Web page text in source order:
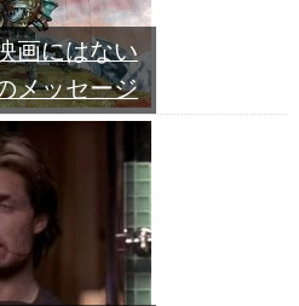
画にはない
メッセージ